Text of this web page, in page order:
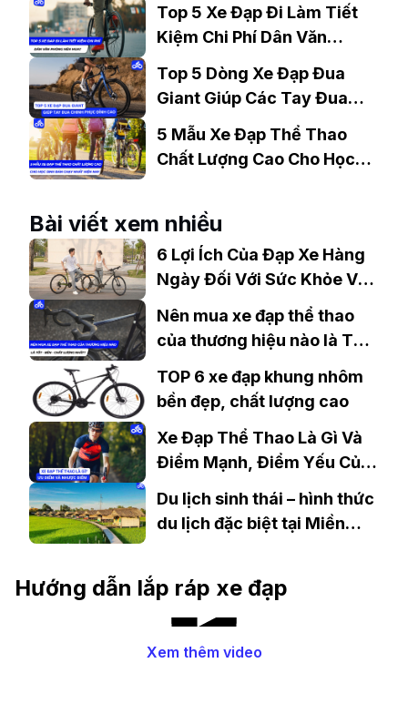
Top 5 Xe Đạp Đi Làm Tiết
Kiệm Chi Phí Dân Văn
Phòng Nên Mua?
Top 5 Dòng Xe Đạp Đua
Giant Giúp Các Tay Đua
Chinh Phục Đỉnh Cao
5 Mẫu Xe Đạp Thể Thao
Chất Lượng Cao Cho Học
Bài viết xem nhiều
6 Lợi Ích Của Đạp Xe Hàng
Ngày Đối Với Sức Khỏe Và
Nên mua xe đạp thể thao
của thương hiệu nào là TỐT
TOP 6 xe đạp khung nhôm
bền đẹp, chất lượng cao
Xe Đạp Thể Thao Là Gì Và
Điểm Mạnh, Điểm Yếu Của
Du lịch sinh thái – hình thức
du lịch đặc biệt tại Miền
Hướng dẫn lắp ráp xe đạp
Xem thêm video